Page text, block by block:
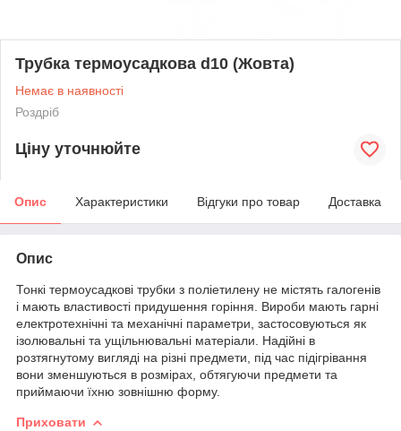
Трубка термоусадкова d10 (Жовта)
Немає в наявності
Роздріб
Ціну уточнюйте
Опис Характеристики Відгуки про товар Доставка
Опис
Тонкі термоусадкові трубки з поліетилену не містять галогенів
і мають властивості придушення горіння. Вироби мають гарні
електротехнічні та механічні параметри, застосовуються як
ізолювальні та ущільнювальні матеріали. Надійні в
розтягнутому вигляді на різні предмети, під час підігрівання
вони зменшуються в розмірах, обтягуючи предмети та
приймаючи їхню зовнішню форму.
Приховати